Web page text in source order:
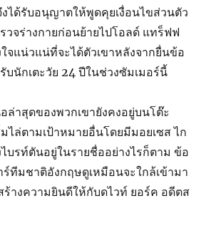
งได้รับอนุญาตให้พูดคุยเงื่อนไขส่วนตัว
วจร่างกายก่อนย้ายไปโอลด์ แทร็ฟฟ
จแน่วแน่ที่จะได้ตัวเขาหลังจากยื่นข้อ
บนักเตะวัย 24 ปีในช่วงซัมเมอร์นี้
าสุดของพวกเขายังคงอยู่บนโต๊ะ
มไล่ตามเป้าหมายอื่นโดยมีมอยเซส ไก
ไบรท์ตันอยู่ในรายชื่ออย่างไรก็ตาม ข้อ
ทีมชาติอังกฤษดูเหมือนจะใกล้เข้ามา
ร้างความยินดีให้กับดไวท์ ยอร์ค อดีตส